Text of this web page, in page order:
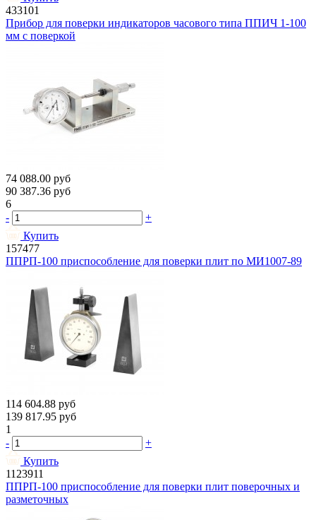
433101
Прибор для поверки индикаторов часового типа ППИЧ 1-100
мм с поверкой
74 088.00 руб
90 387.36 руб
6
-
+
Купить
157477
ППРП-100 приспособление для поверки плит по МИ1007-89
114 604.88 руб
139 817.95 руб
1
-
+
Купить
1123911
ППРП-100 приспособление для поверки плит поверочных и
разметочных